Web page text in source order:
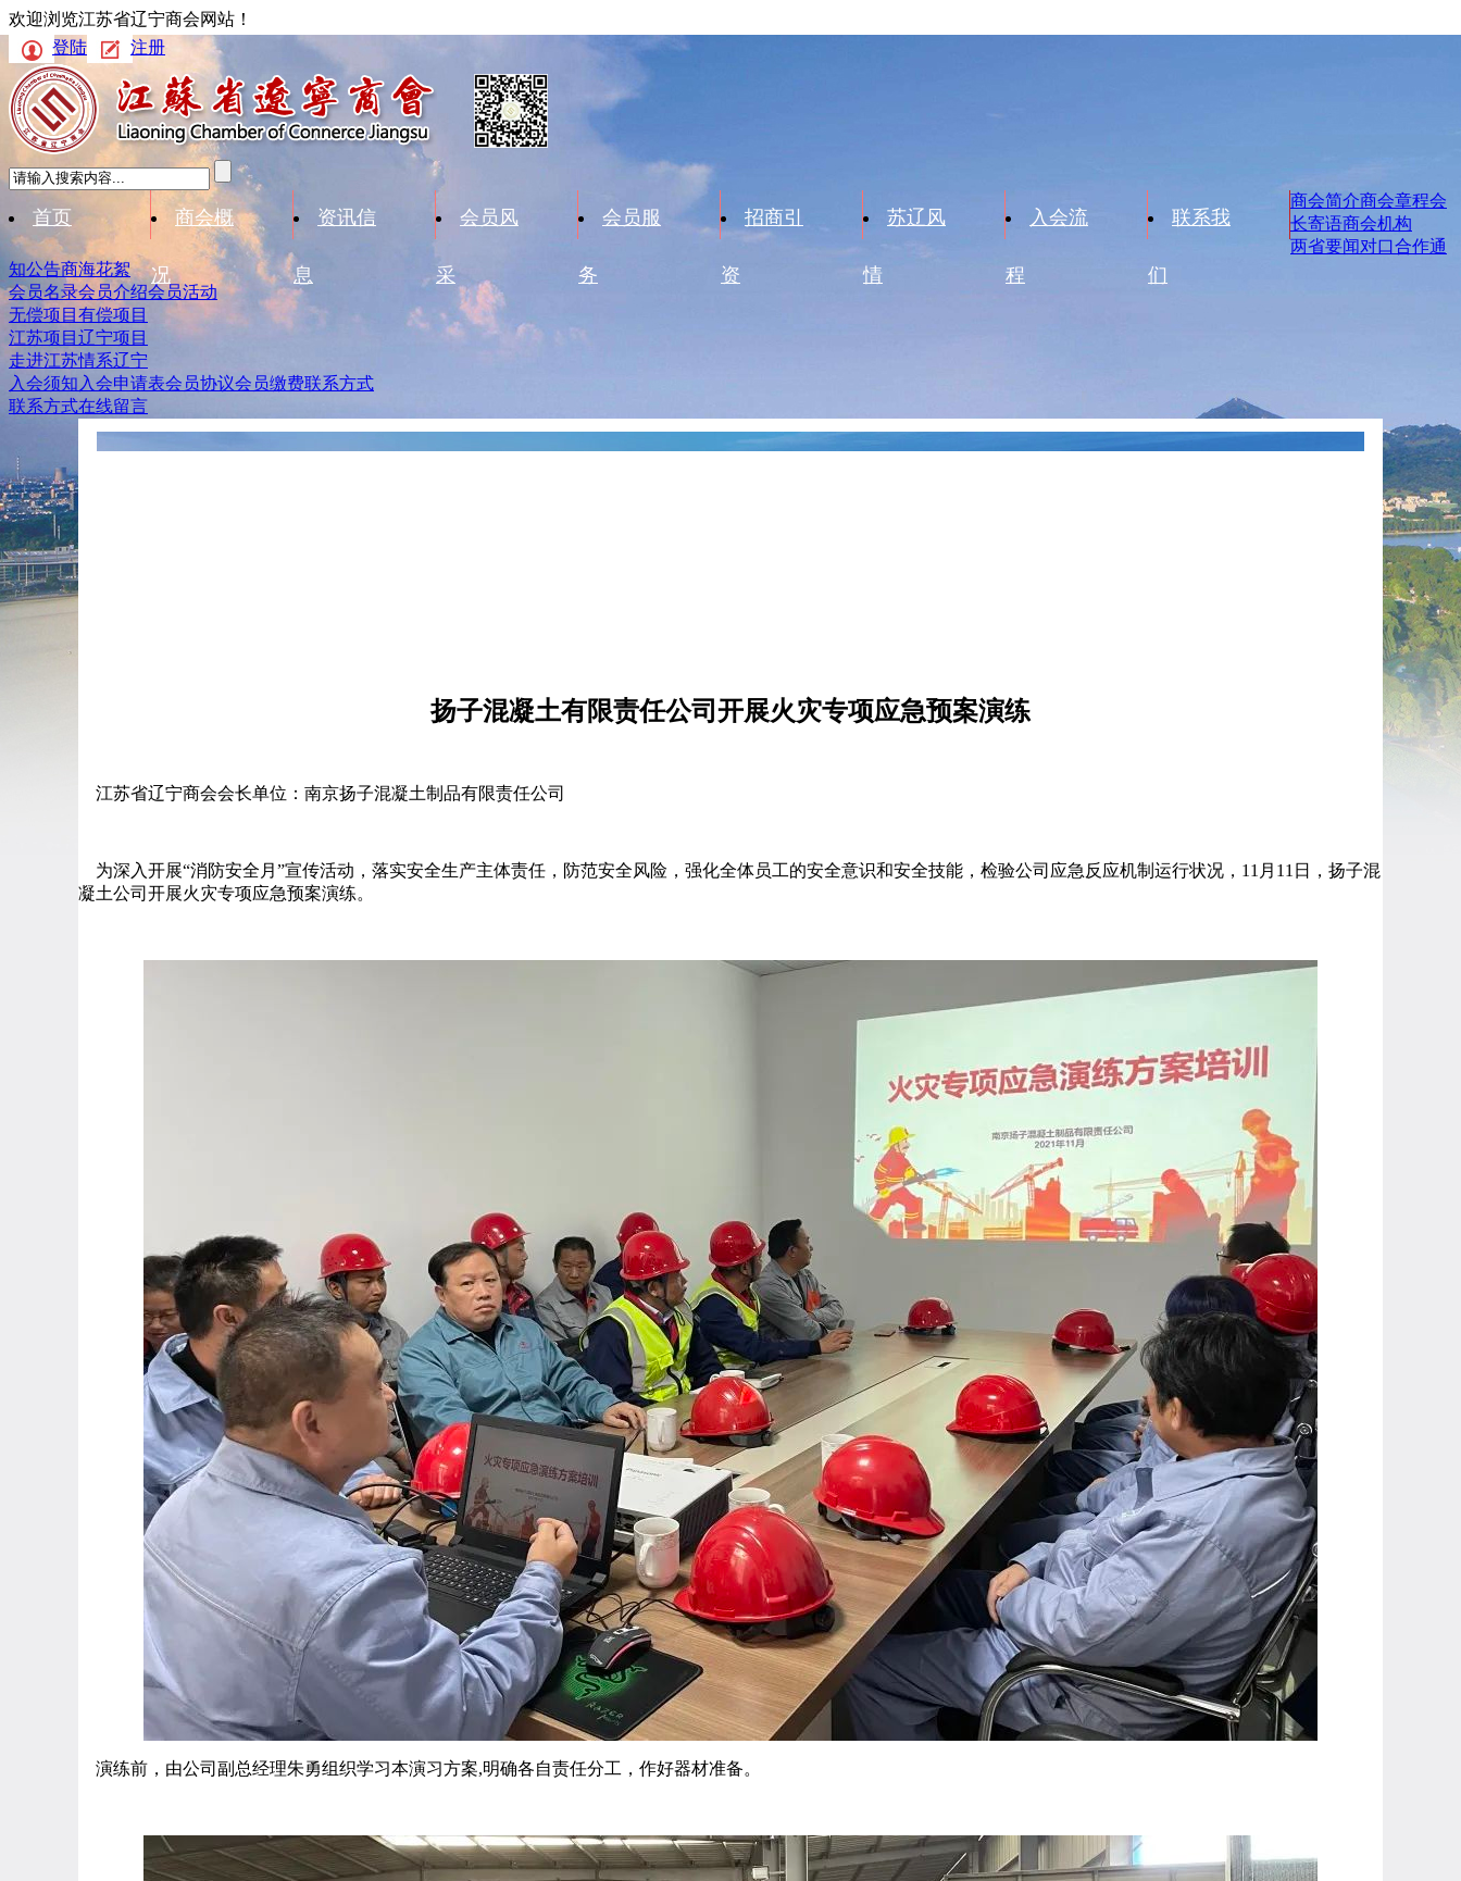
欢迎浏览江苏省辽宁商会网站！
登陆
注册
首页 商会概
况
资讯信
息
会员风
采
会员服
务
招商引
资
苏辽风
情
入会流
程
联系我
们
商会简介商会章程会
长寄语商会机构
两省要闻对口合作通
知公告商海花絮
会员名录会员介绍会员活动
无偿项目 有偿项目
江苏项目 辽宁项目
走进江苏情系辽宁
入会须知 入会申请表会员协议会员缴费联系方式
联系方式在线留言
扬子混凝土有限责任公司开展火灾专项应急预案演练
江苏省辽宁商会会长单位：南京扬子混凝土制品有限责任公司
为深入开展“消防安全月”宣传活动，落实安全生产主体责任，防范安全风险，强化全体员工的安全意识和安全技能，检验公司应急反应机制运行状况，11月11日，扬子混
凝土公司开展火灾专项应急预案演练。
演练前，由公司副总经理朱勇组织学习本演习方案,明确各自责任分工，作好器材准备。